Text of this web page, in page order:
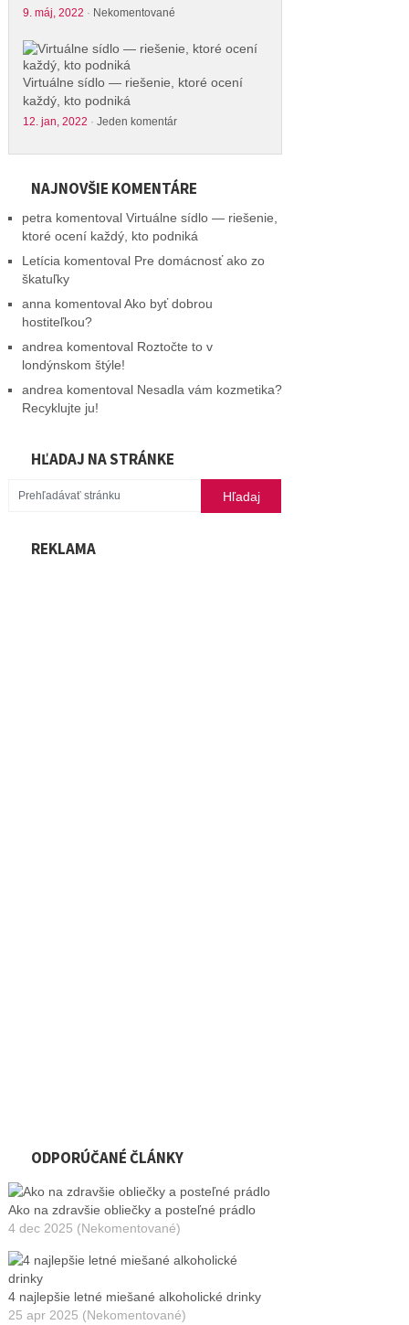
9. máj, 2022 · Nekomentované
Virtuálne sídlo — riešenie, ktoré ocení
každý, kto podniká
12. jan, 2022 · Jeden komentár
NAJNOVŠIE KOMENTÁRE
petra komentoval Virtuálne sídlo — riešenie,
ktoré ocení každý, kto podniká
Letícia komentoval Pre domácnosť ako zo
škatuľky
anna komentovalAko byť dobrou
hostiteľkou?
andrea komentoval Roztočte to v
londýnskom štýle!
andrea komentoval Nesadla vám kozmetika?
Recyklujte ju!
HĽADAJ NA STRÁNKE
REKLAMA
ODPORÚČANÉ ČLÁNKY
Ako na zdravšie obliečky a posteľné prádlo
4 dec 2025 (Nekomentované)
4 najlepšie letné miešané alkoholické drinky
25 apr 2025 (Nekomentované)